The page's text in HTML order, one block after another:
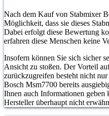
Nach dem Kauf von Stabmixer
Möglichkeit, dass sie dieses
Dabei erfolgt diese Bewertung
erfahren diese Menschen keine
Insofern können Sie sich sicher
Ansicht zu stoßen. Der Vorteil
zurückzugreifen besteht nicht
Bosch Msm7700 bereits
Ihnen auch Informationen geben
Hersteller überhaupt nicht